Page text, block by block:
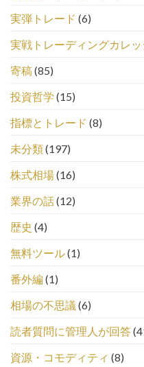
実弾トレード (6)
実戦トレーディングカレッ
寄稿(85)
投資哲学 (15)
指標とトレード (8)
未分類(197)
株式相場(16)
業界の話(12)
歴史 (4)
無料ツール(1)
番外編(1)
相場の不思議 (6)
読者質問に管理人が回答
資源・コモディティ (8)